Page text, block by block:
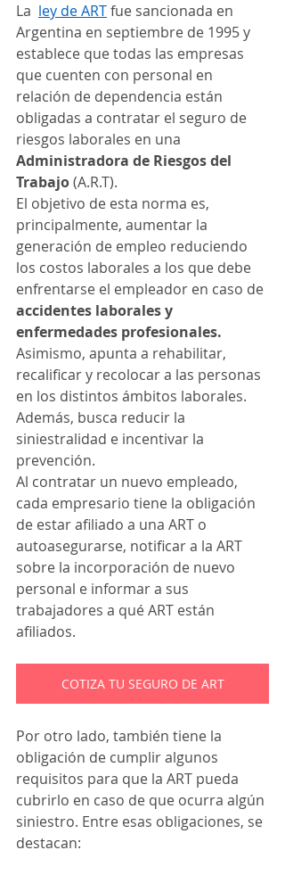
La ley de ART fue sancionada en
Argentina en septiembre de 1995 y
establece que todas las empresas
que cuenten con personal en
relación de dependencia están
obligadas a contratar el seguro de
riesgos laborales en una
Administradora de Riesgos del
Trabajo (A.R.T).
El objetivo de esta norma es,
principalmente, aumentar la
generación de empleo reduciendo
los costos laborales a los que debe
enfrentarse el empleador en caso de
accidentes laborales y
enfermedades profesionales.
Asimismo, apunta a rehabilitar,
recalificar y recolocar a las personas
en los distintos ámbitos laborales.
Además, busca reducir la
siniestralidad e incentivar la
prevención.
Al contratar un nuevo empleado,
cada empresario tiene la obligación
de estar afiliado a una ART o
autoasegurarse, notificar a la ART
sobre la incorporación de nuevo
personal e informar a sus
trabajadores a qué ART están
afiliados.
COTIZA TU SEGURO DE ART
Por otro lado, también tiene la
obligación de cumplir algunos
requisitos para que la ART pueda
cubrirlo en caso de que ocurra algún
siniestro. Entre esas obligaciones, se
destacan: